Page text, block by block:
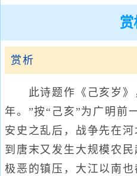
赏
赏析
此诗题作《己亥岁》
年。”按“己亥”为广明前
安史之乱后，战争先在河
到唐末又发生大规模农
极恶的镇压，大江以南